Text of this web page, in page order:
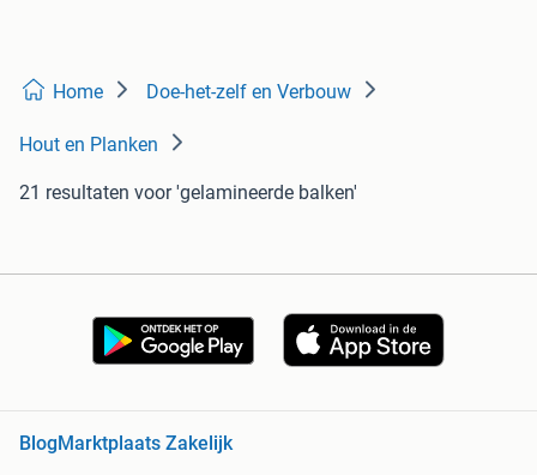
Home Doe-het-zelf en Verbouw
Hout en Planken
21 resultaten voor 'gelamineerde balken'
Blog Marktplaats Zakelijk